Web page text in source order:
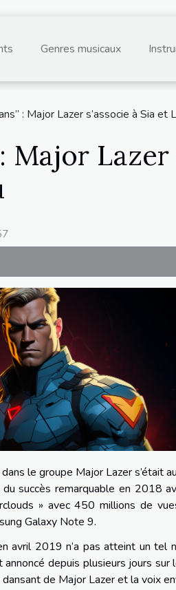
Genres musicaux
: Major Lazer s’associe à Sia et
Major
le groupe Major Lazer s’était
succès remarquable en 2018
» avec 450 millions de
Galaxy Note 9.
avril 2019 n’a pas atteint un tel
annoncé depuis plusieurs jours
de Major Lazer et la voix